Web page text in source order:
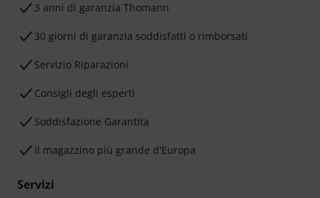
3 anni di garanzia Thomann
30 giorni di garanzia soddisfatti o rimborsati
Servizio Riparazioni
Consigli degli esperti
Soddisfazione Garantita
Il magazzino più grande d'Europa
Servizi